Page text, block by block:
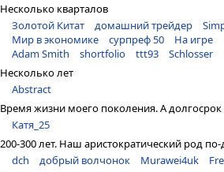
Несколько кварталов
Золотой Китат
домашний трейдер
Мир в экономике
сурпреф 50 На игре
Adam Smith
shortfolio ttt93
Schlosser
Несколько лет
Abstract
Время жизни моего поколения. А
Катя_25
200-300 лет. Наш аристократический род
dch
добрый волчонок Murawei4uk